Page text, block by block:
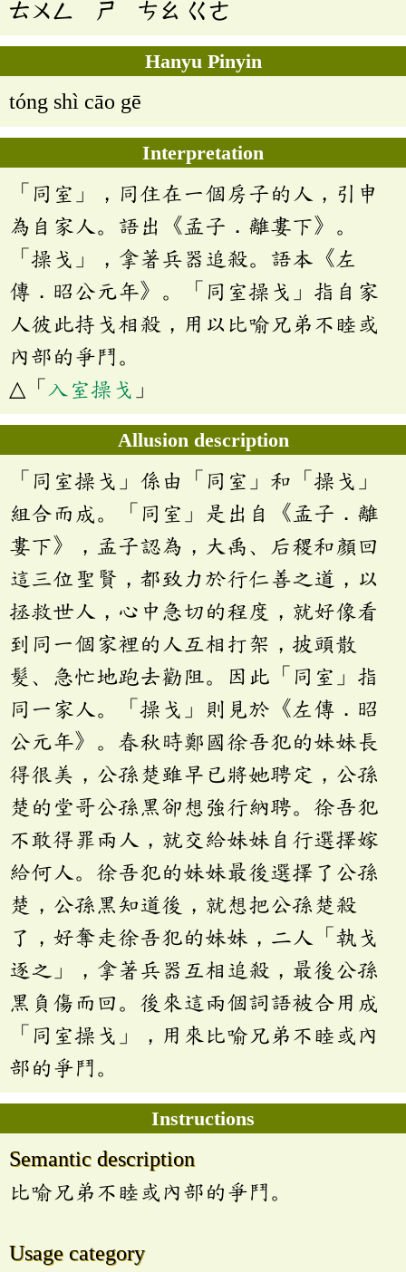
ㄊㄨㄥ ㄕ ㄘㄠ ㄍㄜ
Hanyu Pinyin
tóng shì cāo gē
Interpretation
「同室」，同住在一個房子的人，引申
為自家人。語出《孟子．離婁下》。
「操戈」，拿著兵器追殺。語本《左
傳．昭公元年》。「同室操戈」指自家
人彼此持戈相殺，用以比喻兄弟不睦或
內部的爭鬥。
△「 入室操戈 」
Allusion description
「同室操戈」係由「同室」和「操戈」
組合而成。「同室」是出自《孟子．離
婁下》，孟子認為，大禹、后稷和顏回
這三位聖賢，都致力於行仁善之道，以
拯救世人，心中急切的程度，就好像看
到同一個家裡的人互相打架，披頭散
髮、急忙地跑去勸阻。因此「同室」指
同一家人。「操戈」則見於《左傳．昭
公元年》。春秋時鄭國徐吾犯的妹妹長
得很美，公孫楚雖早已將她聘定，公孫
楚的堂哥公孫黑卻想強行納聘。徐吾犯
不敢得罪兩人，就交給妹妹自行選擇嫁
給何人。徐吾犯的妹妹最後選擇了公孫
楚，公孫黑知道後，就想把公孫楚殺
了，好奪走徐吾犯的妹妹，二人「執戈
逐之」，拿著兵器互相追殺，最後公孫
黑負傷而回。後來這兩個詞語被合用成
「同室操戈」，用來比喻兄弟不睦或內
部的爭鬥。
Instructions
Semantic description
比喻兄弟不睦或內部的爭鬥。
Usage category